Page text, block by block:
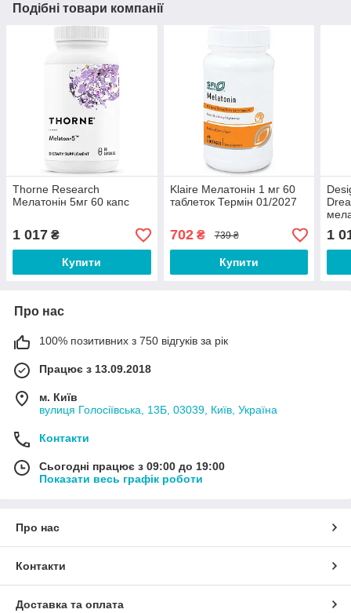
Подібні товари компанії
Thorne Research
Мелатонін 5мг 60 капс
1 017 ₴
Купити
Klaire Мелатонін 1 мг 60
таблеток Термін 01/2027
702₴ 739 ₴
Купити
1
Про нас
100% позитивних з 750 відгуків за рік
Працює з 13.09.2018
м. Київ
вулиця Голосіївська, 13Б, 03039, Київ, Україна
Контакти
Сьогодні працює з 09:00 до 19:00
Показати весь графік роботи
Про нас
Контакти
Доставка та оплата